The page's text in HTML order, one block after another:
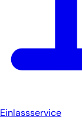
Einlassservice